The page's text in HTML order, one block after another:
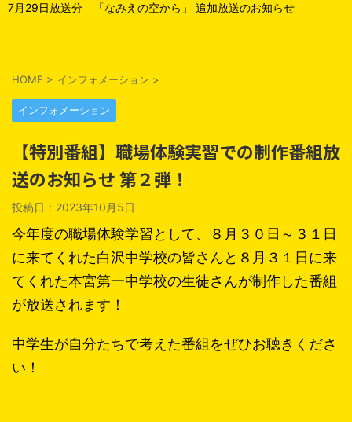
7月29日放送分 「なみえの空から」 追加放送のお知らせ
HOME > インフォメーション >
インフォメーション
【特別番組】職場体験実習での制作番組放
送のお知らせ 第２弾！
投稿日： 2023年10月5日
今年度の職場体験学習として、８月３０日～３１日
に来てくれた白沢中学校の皆さんと８月３１日に来
てくれた本宮第一中学校の生徒さんが制作した番組
が放送されます！
中学生が自分たちで考えた番組をぜひお聴きくださ
い！